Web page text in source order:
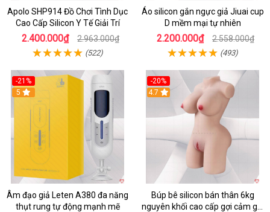
Apolo SHP914 Đồ Chơi Tình Dục
Cao Cấp Silicon Y Tế Giải Trí
2.400.000₫ 2.963.000₫
(522)
Áo silicon gắn ngực giả Jiuai cup
D mềm mại tự nhiên
2.200.000₫ 2.558.000₫
(493)
-21%
5
Âm đạo giả Leten A380 đa năng
thụt rung tự động mạnh mẽ
-20%
4.7
Búp bê silicon bán thân 6kg
nguyên khối cao cấp gợi cảm giá